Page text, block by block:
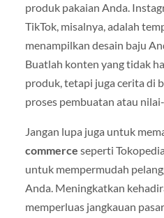
produk pakaian Anda.
TikTok, misalnya, adalah
menampilkan desain baju
Buatlah konten yang tidak
produk, tetapi juga cerita di
proses pembuatan atau
Jangan lupa juga untuk
commerce seperti
untuk mempermudah
Anda. Meningkatkan
memperluas jangkauan